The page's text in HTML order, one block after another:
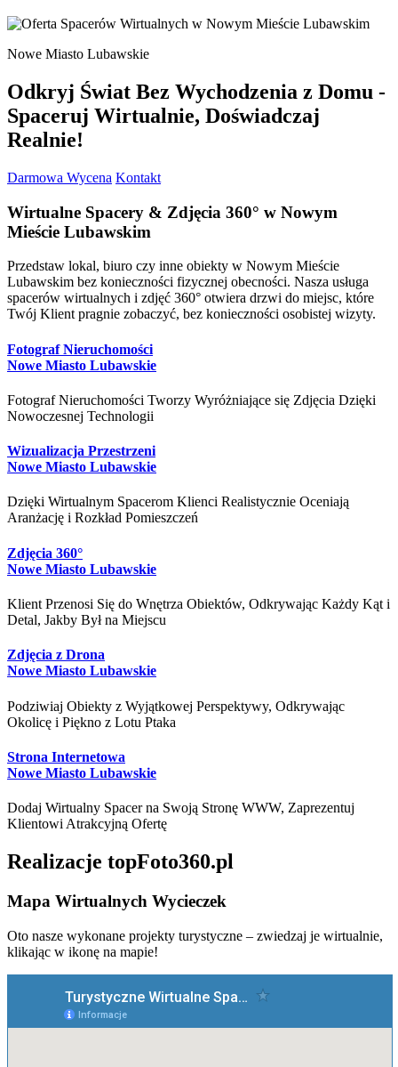
Wirtualne Spacery Szczytno
Wirtualne Spacery Węgorzewo
Wirtualne Spacery Zalewo
Nowe Miasto Lubawskie
Odkryj Świat Bez Wychodzenia z Domu -
Spaceruj Wirtualnie, Doświadczaj
Realnie!
Darmowa Wycena Kontakt
Wirtualne Spacery & Zdjęcia 360° w Nowym
Mieście Lubawskim
Przedstaw lokal, biuro czy inne obiekty w Nowym Mieście
Lubawskim bez konieczności fizycznej obecności. Nasza usługa
spacerów wirtualnych i zdjęć 360° otwiera drzwi do miejsc, które
Twój Klient pragnie zobaczyć, bez konieczności osobistej wizyty.
Fotograf Nieruchomości
Nowe Miasto Lubawskie
Fotograf Nieruchomości Tworzy Wyróżniające się Zdjęcia Dzięki
Nowoczesnej Technologii
Wizualizacja Przestrzeni
Nowe Miasto Lubawskie
Dzięki Wirtualnym Spacerom Klienci Realistycznie Oceniają
Aranżację i Rozkład Pomieszczeń
Zdjęcia 360°
Nowe Miasto Lubawskie
Klient Przenosi Się do Wnętrza Obiektów, Odkrywając Każdy Kąt i
Detal, Jakby Był na Miejscu
Zdjęcia z Drona
Nowe Miasto Lubawskie
Podziwiaj Obiekty z Wyjątkowej Perspektywy, Odkrywając
Okolicę i Piękno z Lotu Ptaka
Strona Internetowa
Nowe Miasto Lubawskie
Dodaj Wirtualny Spacer na Swoją Stronę WWW, Zaprezentuj
Klientowi Atrakcyjną Ofertę
Realizacje topFoto360.pl
Mapa Wirtualnych Wycieczek
Oto nasze wykonane projekty turystyczne – zwiedzaj je wirtualnie,
klikając w ikonę na mapie!